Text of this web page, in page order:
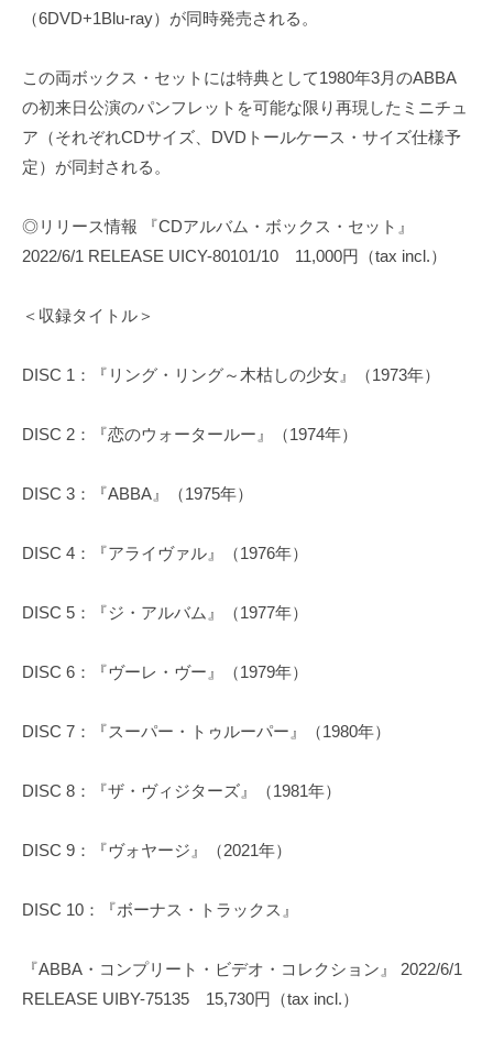
（6DVD+1Blu-ray）が同時発売される。
この両ボックス・セットには特典として1980年3月のABBA
の初来日公演のパンフレットを可能な限り再現したミニチュ
ア（それぞれCDサイズ、DVDトールケース・サイズ仕様予
定）が同封される。
◎リリース情報 『CDアルバム・ボックス・セット』
2022/6/1 RELEASE UICY-80101/10 11,000円（tax incl.）
＜収録タイトル＞
DISC 1：『リング・リング～木枯しの少女』（1973年）
DISC 2：『恋のウォータールー』（1974年）
DISC 3：『ABBA』（1975年）
DISC 4：『アライヴァル』（1976年）
DISC 5：『ジ・アルバム』（1977年）
DISC 6：『ヴーレ・ヴー』（1979年）
DISC 7：『スーパー・トゥルーパー』（1980年）
DISC 8：『ザ・ヴィジターズ』（1981年）
DISC 9：『ヴォヤージ』（2021年）
DISC 10：『ボーナス・トラックス』
『ABBA・コンプリート・ビデオ・コレクション』 2022/6/1
RELEASE UIBY-75135 15,730円（tax incl.）